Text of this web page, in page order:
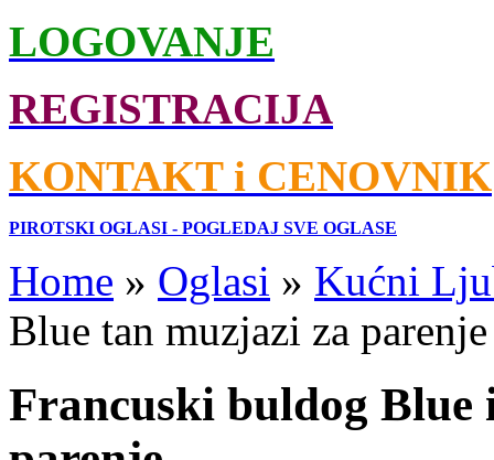
LOGOVANJE
REGISTRACIJA
KONTAKT i CENOVNIK
PIROTSKI OGLASI - POGLEDAJ SVE OGLASE
Home » Oglasi » Kućni
Blue tan muzjazi za parenje
Francuski buldog Blue